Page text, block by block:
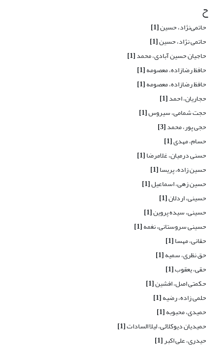
ح
حاتمی‌نژاد، حسین[1]
حاتمی نژاد، حسین[1]
حاجیان حسین آبادی، محمد[1]
حافظ رضازاده، معصومه[1]
حافظ رضازاده، معصومه[1]
حجاریان، احمد[1]
حجت شمامی، سیروس[1]
حجی پور، محمد[3]
حسام، مهدی[1]
حسنی درمیان، غلامرضا[1]
حسین زاده، پریسا[1]
حسین زهی، اسماعیل[1]
حسینی، اردلان[1]
حسینی، سیده پروین[1]
حسینی سروستانی، نغمه[1]
حقانی، مهسا[1]
حق نظری، سمیه[1]
حقی، یعقوب[1]
حکمتی اصل، افشین[1]
حلمی زاده، رضیه[1]
حمیدی، محبوبه[1]
حمیدیان دیوکلائی، لیلا السادات[1]
حیدری، علی اکبر[1]